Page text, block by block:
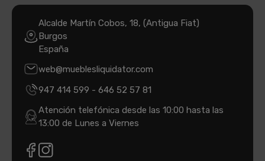
Alcalde Martín Cobos, 18, (Antigua Fiat)
Burgos
España
web@mueblesliquidator.com
947 414 599 - 646 52 57 81
Atención telefónica desde las 10:00 hasta las
13:00 de Lunes a Viernes